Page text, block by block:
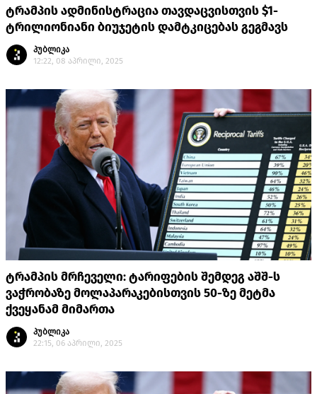
ტრამპის ადმინისტრაცია თავდაცვისთვის $1-
ტრილიონიანი ბიუჯეტის დამტკიცებას გეგმავს
პუბლიკა
12:22, 08 აპრილი, 2025
ტრამპის მრჩეველი: ტარიფების შემდეგ აშშ-ს
ვაჭრობაზე მოლაპარაკებისთვის 50-ზე მეტმა
ქვეყანამ მიმართა
პუბლიკა
22:15, 06 აპრილი, 2025